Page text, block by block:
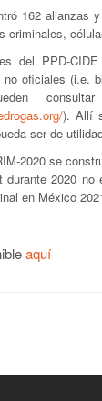
162 alianzas
criminales,
del PPD-
no oficiales (i.e.
). Allí
ser de
2020 se
durante 2020
en México
aquí